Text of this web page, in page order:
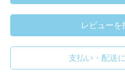
レビューを
支払い・配送